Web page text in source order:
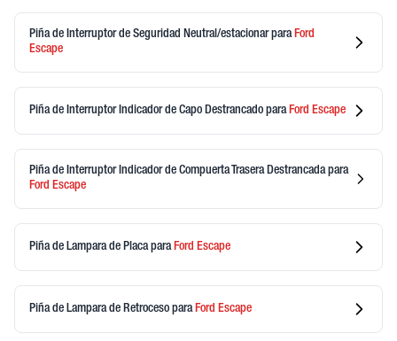
Piña de Interruptor de Seguridad Neutral/estacionar paraFord
Escape
Piña de Interruptor Indicador de Capo Destrancado para Ford Escape
Piña de Interruptor Indicador de Compuerta Trasera Destrancada para
Ford Escape
Piña de Lampara de Placapara Ford Escape
Piña de Lampara de Retroceso para Ford Escape